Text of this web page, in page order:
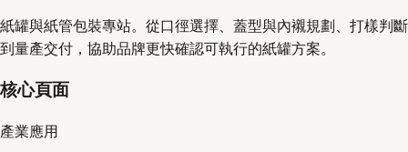
紙罐與紙管包裝專站。從口徑選擇、蓋型與內襯規劃、打樣判斷
到量產交付，協助品牌更快確認可執行的紙罐方案。
核心頁面
產業應用